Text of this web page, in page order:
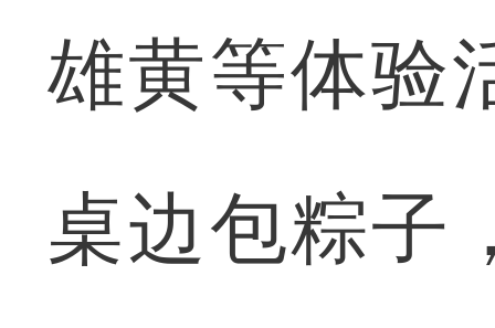
雄黄等体验
桌边包粽子